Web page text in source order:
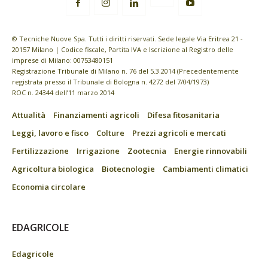
© Tecniche Nuove Spa. Tutti i diritti riservati. Sede legale Via Eritrea 21 -
20157 Milano | Codice fiscale, Partita IVA e Iscrizione al Registro delle
imprese di Milano: 00753480151
Registrazione Tribunale di Milano n. 76 del 5.3.2014 (Precedentemente
registrata presso il Tribunale di Bologna n. 4272 del 7/04/1973)
ROC n. 24344 dell’11 marzo 2014
Attualità Finanziamenti agricoli
Difesa fitosanitaria
Leggi, lavoro e fisco
Colture
Prezzi agricoli e mercati
Fertilizzazione
Irrigazione Zootecnia
Energie rinnovabili
Agricoltura biologica
Biotecnologie
Cambiamenti climatici
Economia circolare
EDAGRICOLE
Edagricole